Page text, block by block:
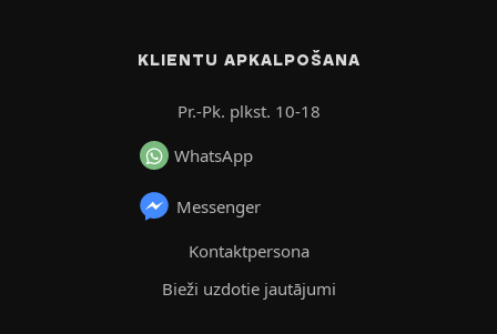
KLIENTU APKALPOŠANA
Pr.-Pk. plkst. 10-18
WhatsApp
Messenger
Kontaktpersona
Bieži uzdotie jautājumi